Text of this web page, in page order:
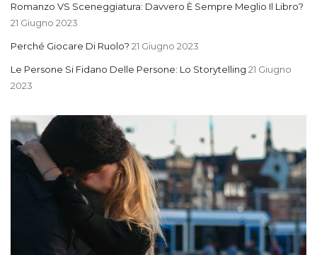
Romanzo VS Sceneggiatura: Davvero È Sempre Meglio Il Libro?
21 Giugno 2023
Perché Giocare Di Ruolo? 21 Giugno 2023
Le Persone Si Fidano Delle Persone: Lo Storytelling 21 Giugno
2023